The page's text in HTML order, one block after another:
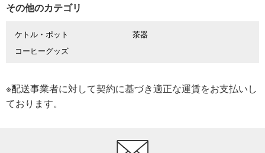
その他のカテゴリ
ケトル・ポット
茶器
コーヒーグッズ
※配送事業者に対して契約に基づき適正な運賃をお支払いし
ております。